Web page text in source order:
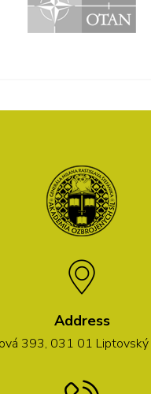
Address
393, 031 01 Liptovský